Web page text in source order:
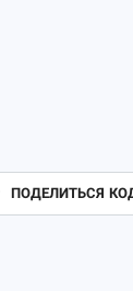
ПОДЕЛИТЬСЯ